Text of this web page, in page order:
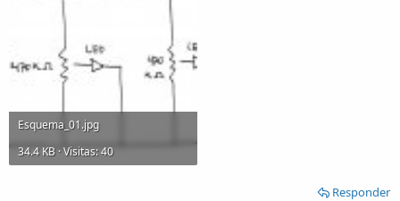
Esquema_01.jpg
34.4 KB · Visitas: 40
Responder